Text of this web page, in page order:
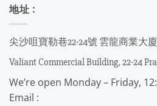
地址 :
尖沙咀寶勒巷22-24號 雲龍商業大廈
Valiant Commercial Building, 22-24
We’re open Monday – Friday,
Email :